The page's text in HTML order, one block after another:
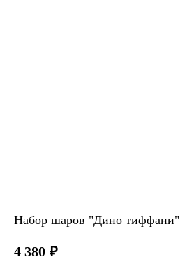
Набор шаров "Дино тиффани"
4 380 ₽